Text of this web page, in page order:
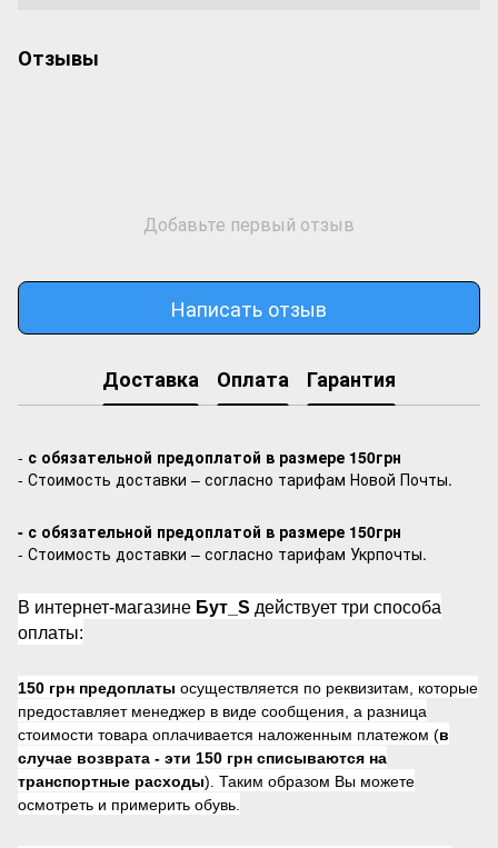
Отзывы
Добавьте первый отзыв
Написать отзыв
Доставка Оплата Гарантия
- с обязательной предоплатой в размере 150грн
- Стоимость доставки – согласно тарифам Новой Почты.
- с обязательной предоплатой в размере 150грн
- Стоимость доставки – согласно тарифам Укрпочты.
В интернет-магазине Бут_S действует три способа
оплаты:
150 грн предоплаты осуществляется по реквизитам, которые
предоставляет менеджер в виде сообщения, а разница
стоимости товара оплачивается наложенным платежом (в
случае возврата - эти 150 грн списываются на
транспортные расходы). Таким образом Вы можете
осмотреть и примерить обувь.